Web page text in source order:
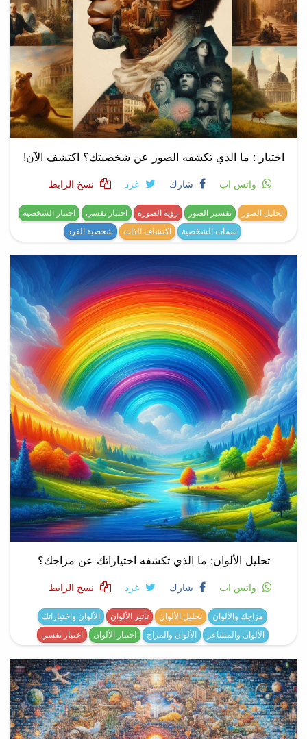
اختبار : ما الذي تكشفه الصور عن شخصيتك؟ اكتشف الآن!
واتس اب شارك غرد نسخ الرابط
تحليل الصور تفسير الصور رؤية الصورة اختبار نفسي
اختبار الشخصية
سمات الشخصية
اكتشاف الذات شخصية الفرد
تحليل الألوان: ما الذي تكشفه اختياراتك عن مزاجك؟
واتس اب شارك غرد نسخ الرابط
مزاجك والألوان تحليل الألوان تأثير الألوان
الألوان واختياراتك
الألوان والمشاعر
الألوان والمزاج اختبار الألوان اختبار نفسي